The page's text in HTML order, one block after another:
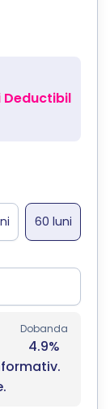
Deductibil
Dobanda
4.9%